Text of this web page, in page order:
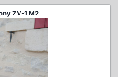
ZV-1 M2